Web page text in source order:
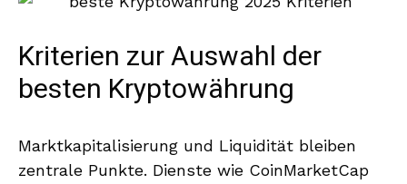
Kriterien zur Auswahl der
besten Kryptowährung
Marktkapitalisierung und Liquidität bleiben
zentrale Punkte. Dienste wie CoinMarketCap